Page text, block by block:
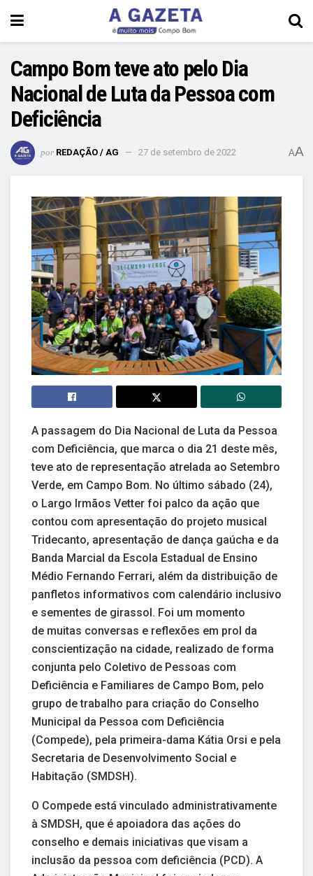
Campo Bom teve ato pelo Dia
Nacional de Luta da Pessoa com
Deficiência
por REDAÇÃO / AG 27 de setembro de 2022 AA
A passagem do Dia Nacional de Luta da Pessoa
com Deficiência, que marca o dia 21 deste mês,
teve ato de representação atrelada ao Setembro
Verde, em Campo Bom. No último sábado (24),
o Largo Irmãos Vetter foi palco da ação que
contou com apresentação do projeto musical
Tridecanto, apresentação de dança gaúcha e da
Banda Marcial da Escola Estadual de Ensino
Médio Fernando Ferrari, além da distribuição de
panfletos informativos com calendário inclusivo
e sementes de girassol. Foi um momento
de muitas conversas e reflexões em prol da
conscientização na cidade, realizado de forma
conjunta pelo Coletivo de Pessoas com
Deficiência e Familiares de Campo Bom, pelo
grupo de trabalho para criação do Conselho
Municipal da Pessoa com Deficiência
(Compede), pela primeira-dama Kátia Orsi e pela
Secretaria de Desenvolvimento Social e
Habitação (SMDSH).
O Compede está vinculado administrativamente
à SMDSH, que é apoiadora das ações do
conselho e demais iniciativas que visam a
inclusão da pessoa com deficiência (PCD). A